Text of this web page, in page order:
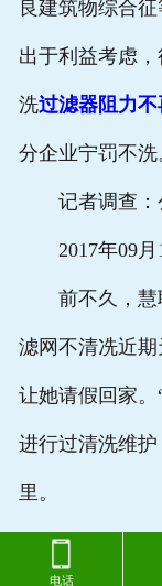
良建筑物综合
出于利益考虑
洗过滤器阻力
分企业宁罚不洗
记者调查：公
2017年09月
前不久，慧
滤网不清冼近
让她请假回家
进行过清洗维护
里。
电话